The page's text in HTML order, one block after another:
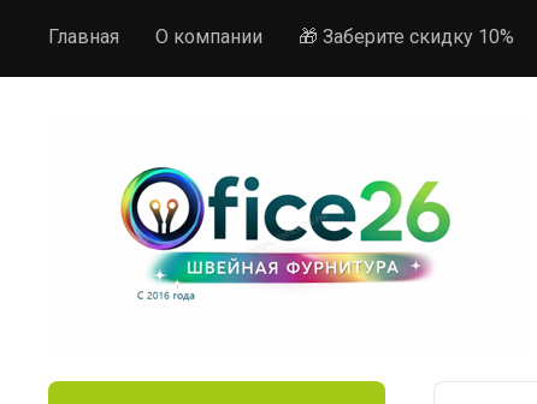
Главная О компании 🎁 Заберите скидку 10%